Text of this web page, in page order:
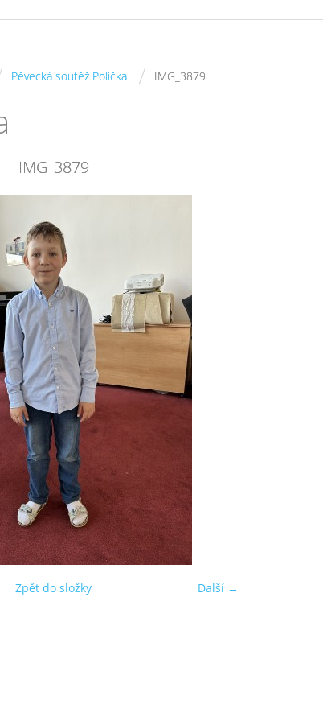
Pěvecká soutěž Polička / IMG_3879
IMG_3879
Další →
Zpět do složky